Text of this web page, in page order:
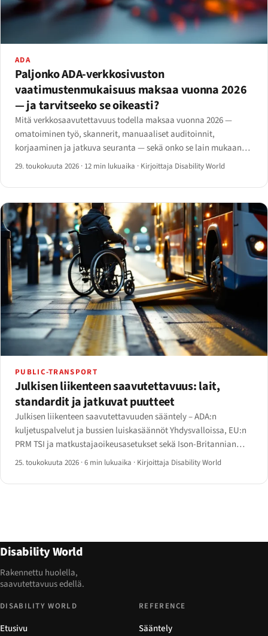
ADA
Paljonko ADA-verkkosivuston
vaatimustenmukaisuus maksaa vuonna 2026
— ja tarvitseeko se oikeasti?
Mitä verkkosaavutettavuus todella maksaa vuonna 2026 —
omatoiminen työ, skannerit, manuaaliset auditoinnit,
korjaaminen ja jatkuva seuranta — sekä onko se lain mukaan
pakollista, mitä tapahtuu jos laiminlyö velvollisuuden ja milloin
29. toukokuuta 2026 · 12 min lukuaika · Kirjoittaja Disability World
PUBLIC-TRANSPORT
Julkisen liikenteen saavutettavuus: lait,
standardit ja jatkuvat puutteet
Julkisen liikenteen saavutettavuuden sääntely – ADA:n
kuljetuspalvelut ja bussien luiskasäännöt Yhdysvalloissa, EU:n
PRM TSI ja matkustajaoikeusasetukset sekä Ison-Britannian
PSVAR – sekä jatkuvat puutteet laiturista sovellukseen.
25. toukokuuta 2026 ·6 min lukuaika · Kirjoittaja Disability World
Disability World
Rakennettu huolella,
saavutettavuus edellä.
DISABILITY WORLD
Etusivu
REFERENCE
Sääntely